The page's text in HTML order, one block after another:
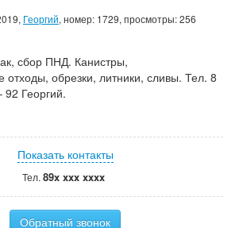
Георгий, номер: 1729, просмотры: 256
сбор ПНД. Канистры,
отходы, обрезки, литники, сливы. Тел. 8
Георгий.
Показать контакты
Тел. 89x xxx xxxx
Обратный звонок